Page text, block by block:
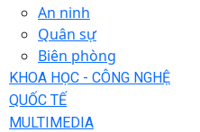
An ninh
Quân sự
Biên phòng
KHOA HỌC - CÔNG NGHỆ
QUỐC TẾ
MULTIMEDIA